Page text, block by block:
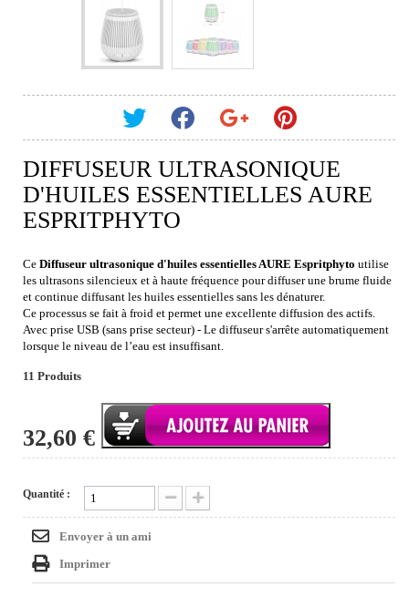
DIFFUSEUR ULTRASONIQUE
D'HUILES ESSENTIELLES AURE
ESPRITPHYTO
Ce Diffuseur ultrasonique d'huiles essentielles AURE Espritphyto utilise
les ultrasons silencieux et à haute fréquence pour diffuser une brume fluide
et continue diffusant les huiles essentielles sans les dénaturer.
Ce processus se fait à froid et permet une excellente diffusion des actifs.
Avec prise USB (sans prise secteur) - Le diffuseur s'arrête automatiquement
lorsque le niveau de l’eau est insuffisant.
11 Produits
32,60 €
Quantité :
Envoyer à un ami
Imprimer